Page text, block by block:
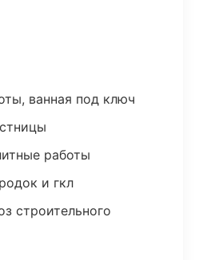
ванная под ключ
работы
и гкл
строительного